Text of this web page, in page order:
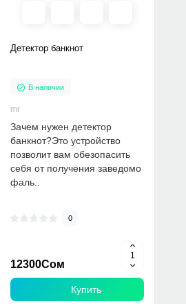
Детектор банкнот
В наличии
mr
Зачем нужен детектор
банкнот?Это устройство
позволит вам обезопасить
себя от получения заведомо
фаль..
0
12300Сом
Купить